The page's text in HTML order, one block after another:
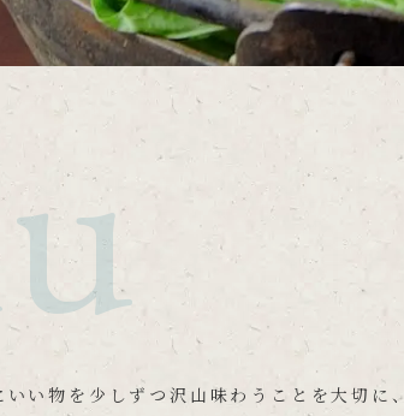
い物を少しずつ沢山味わうことを大切に、